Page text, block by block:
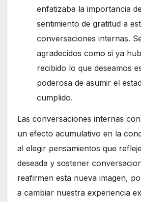
enfatizaba la importancia
sentimiento de gratitud a
conversaciones internas.
agradecidos como si ya
recibido lo que deseamos
poderosa de asumir el
cumplido.
Las conversaciones internas
un efecto acumulativo en la
al elegir pensamientos que
deseada y sostener
reafirmen esta nueva imagen,
a cambiar nuestra experiencia